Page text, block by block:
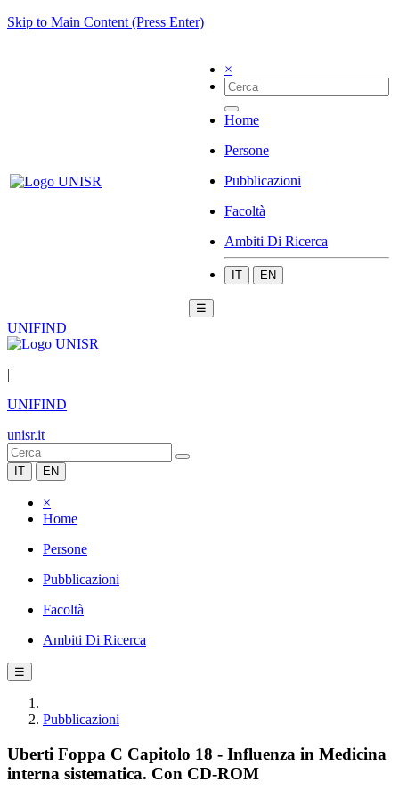
Skip to Main Content (Press Enter)
×
Home
Persone
Pubblicazioni
Facoltà
Ambiti Di Ricerca
IT EN
☰
UNIFIND
|
UNIFIND
unisr.it
IT EN
×
Home
Persone
Pubblicazioni
Facoltà
Ambiti Di Ricerca
☰
Pubblicazioni
Uberti Foppa C Capitolo 18 - Influenza in Medicina
interna sistematica. Con CD-ROM